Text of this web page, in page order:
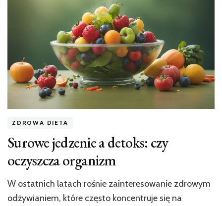
wyśmienicie
ZDROWA DIETA
Surowe jedzenie a detoks: czy
oczyszcza organizm
W ostatnich latach rośnie zainteresowanie zdrowym
odżywianiem, które często koncentruje się na